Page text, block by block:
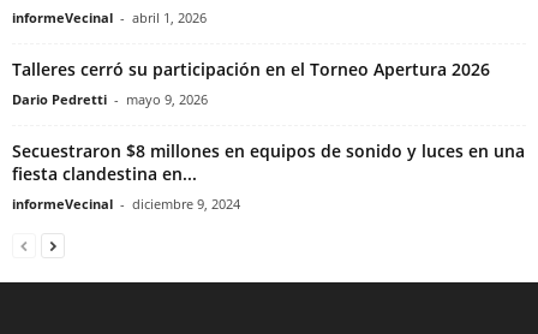
informeVecinal - abril 1, 2026
Talleres cerró su participación en el Torneo Apertura 2026
Dario Pedretti - mayo 9, 2026
Secuestraron $8 millones en equipos de sonido y luces en una
fiesta clandestina en...
informeVecinal - diciembre 9, 2024